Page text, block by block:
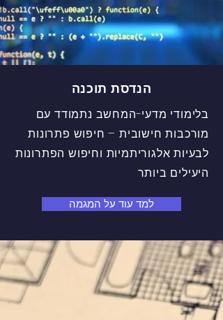
הנדסת תוכנה
בלימודי מדעי-המחשב נתמודד עם
מורכבות חישובית – חיפוש פתרונות
לבעיות אלגוריתמיות וחיפוש הפתרונות
היעילים ביותר
למד עוד על המגמה